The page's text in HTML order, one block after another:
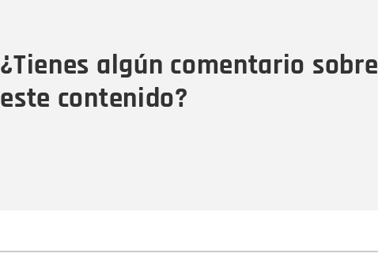
¿Tienes algún comentario sobre
este contenido?